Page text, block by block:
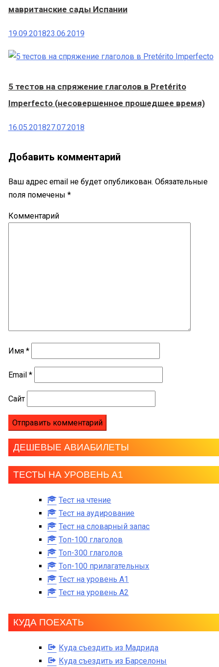
мавританские сады Испании
19.09.201823.06.2019
5 тестов на спряжение глаголов в Pretérito
Imperfecto (несовершенное прошедшее время)
16.05.201827.07.2018
Добавить комментарий
Ваш адрес email не будет опубликован. Обязательные
поля помечены *
Комментарий
Имя *
Email *
Сайт
ДЕШЕВЫЕ АВИАБИЛЕТЫ
ТЕСТЫ НА УРОВЕНЬ А1
Тест на чтение
Тест на аудирование
Тест на словарный запас
Топ-100 глаголов
Топ-300 глаголов
Топ-100 прилагательных
Тест на уровень A1
Тест на уровень A2
КУДА ПОЕХАТЬ
Куда съездить из Мадрида
Куда съездить из Барселоны